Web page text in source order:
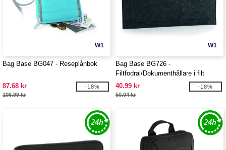
W1
Bag Base BG047 - Reseplånbok
87.68 kr
106.99 kr
-18%
W1
Bag Base BG726 -
Filtfodral/Dokumenthållare i filt
40.99 kr
50.04 kr
-18%